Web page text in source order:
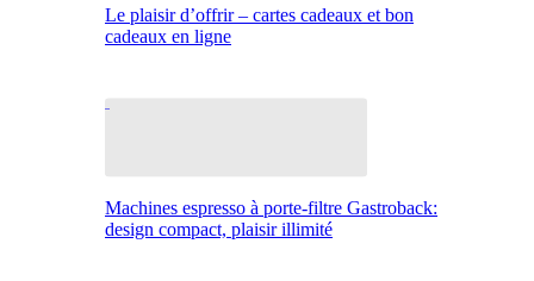
Le plaisir d’offrir – cartes cadeaux et bon
cadeaux en ligne
Machines espresso à porte-filtre Gastroback:
design compact, plaisir illimité